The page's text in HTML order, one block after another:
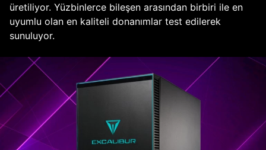
üretiliyor. Yüzbinlerce bileşen arasından birbiri ile en
uyumlu olan en kaliteli donanımlar test edilerek
sunuluyor.